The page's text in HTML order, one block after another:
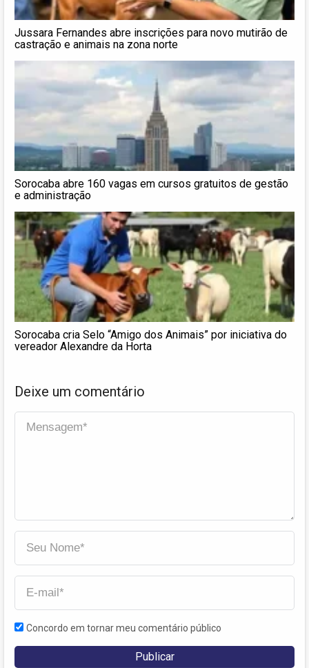
Jussara Fernandes abre inscrições para novo mutirão de
castração e animais na zona norte
Sorocaba abre 160 vagas em cursos gratuitos de gestão
e administração
Sorocaba cria Selo “Amigo dos Animais” por iniciativa do
vereador Alexandre da Horta
Deixe um comentário
Concordo em tornar meu comentário público